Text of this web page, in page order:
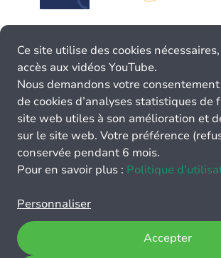
Ce site utilise des cookies
accès aux vidéos YouTube.
Nous demandons votre
de cookies d’analyses statistiques de
site web utiles à son amélioration et
sur le site web. Votre préférence
conservée pendant 6 mois.
Pour en savoir plus : Politique
Personnaliser
Accepter